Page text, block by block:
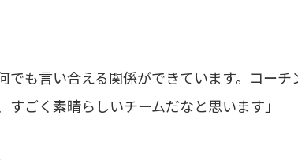
でも言い合える関係ができています。コーチ
ごく素晴らしいチームだなと思います」